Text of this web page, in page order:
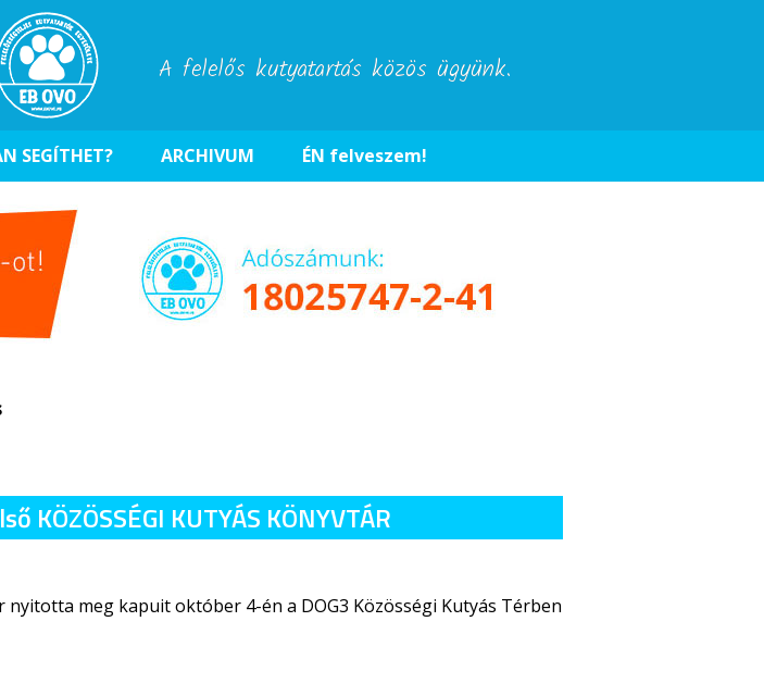
A felelős kutyatartás közös ügyünk.
SEGÍTHET? ARCHIVUM ÉN felveszem!
KÖZÖSSÉGI KUTYÁS KÖNYVTÁR
nyitotta meg kapuit október 4-én a DOG3 Közösségi Kutyás Térben